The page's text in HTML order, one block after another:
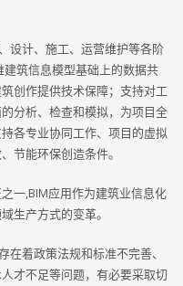
设计、施工、运营维护等各阶
筑信息模型基础上的数据共
创作提供技术保障；支持对工
分析、检查和模拟，为项目全
各专业协同工作、项目的虚拟
节能环保创造条件。
一,BIM应用作为建筑业信息化
生产方式的变革。
在着政策法规和标准不完善、
才不足等问题，有必要采取切